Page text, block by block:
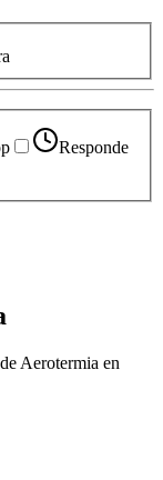
Responde
Aerotermia en